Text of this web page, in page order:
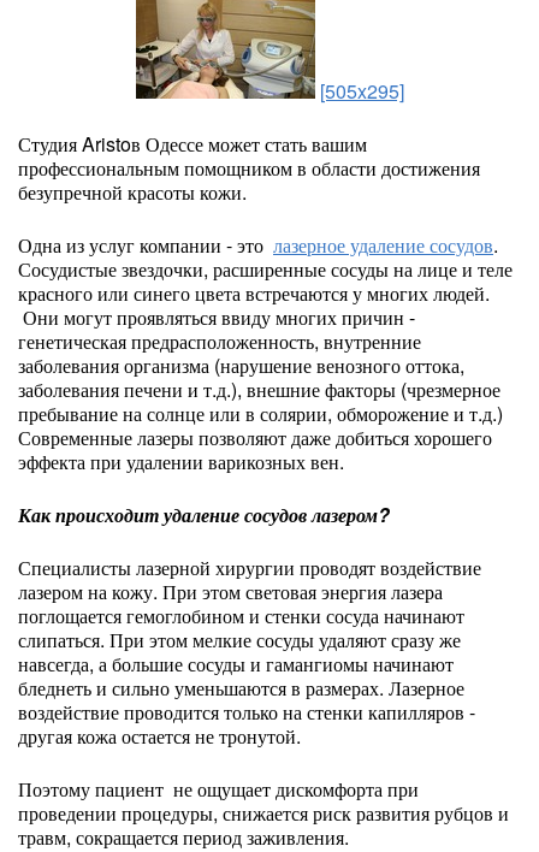
[505x295]
Студия Aristoв Одессе может стать вашим
профессиональным помощником в области достижения
безупречной красоты кожи.
Одна из услуг компании - это лазерное удаление сосудов.
Сосудистые звездочки, расширенные сосуды на лице и теле
красного или синего цвета встречаются у многих людей.
Они могут проявляться ввиду многих причин -
генетическая предрасположенность, внутренние
заболевания организма (нарушение венозного оттока,
заболевания печени и т.д.), внешние факторы (чрезмерное
пребывание на солнце или в солярии, обморожение и т.д.)
Современные лазеры позволяют даже добиться хорошего
эффекта при удалении варикозных вен.
Как происходит удаление сосудов лазером?
Специалисты лазерной хирургии проводят воздействие
лазером на кожу. При этом световая энергия лазера
поглощается гемоглобином и стенки сосуда начинают
слипаться. При этом мелкие сосуды удаляют сразу же
навсегда, а большие сосуды и гамангиомы начинают
бледнеть и сильно уменьшаются в размерах. Лазерное
воздействие проводится только на стенки капилляров -
другая кожа остается не тронутой.
Поэтому пациент не ощущает дискомфорта при
проведении процедуры, снижается риск развития рубцов и
травм, сокращается период заживления.